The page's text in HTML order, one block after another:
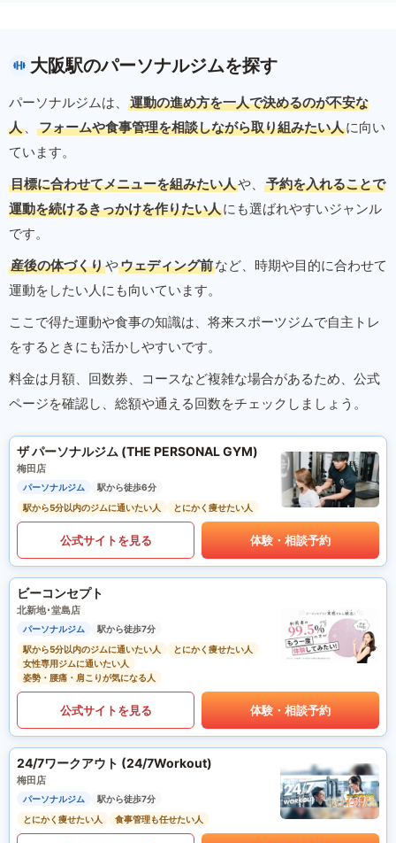
大阪駅のパーソナルジムを探す
パーソナルジムは、
運動の進め方を一人で決めるのが不安な
人 、 フォームや食事管理を相談しながら取り組みたい人に向い
ています。
目標に合わせてメニューを組みたい人や、
予約を入れることで
運動を続けるきっかけを作りたい人にも選ばれやすいジャンル
です。
産後の体づくりやウェディング前など、時期や目的に合わせて
運動をしたい人にも向いています。
ここで得た運動や食事の知識は、将来スポーツジムで自主トレ
をするときにも活かしやすいです。
料金は月額、回数券、コースなど複雑な場合があるため、公式
ページを確認し、総額や通える回数をチェックしましょう。
ザ パーソナルジム (THE PERSONAL GYM)
梅田店
パーソナルジム
駅から徒歩6分
駅から5分以内のジムに通いたい人
とにかく痩せたい人
公式サイトを見る 体験・相談予約
ビーコンセプト
北新地･堂島店
パーソナルジム
駅から徒歩7分
駅から5分以内のジムに通いたい人
とにかく痩せたい人
女性専用ジムに通いたい人
姿勢・腰痛・肩こりが気になる人
公式サイトを見る 体験・相談予約
24/7ワークアウト (24/7Workout)
梅田店
パーソナルジム
駅から徒歩7分
とにかく痩せたい人
食事管理も任せたい人